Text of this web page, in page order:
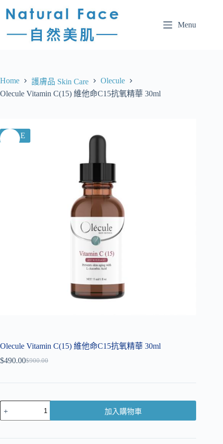
Menu
Home 護膚品 Skin Care
Olecule
Olecule Vitamin C(15) 維他命C15抗氧精華 30ml
SALE
Olecule Vitamin C(15) 維他命C15抗氧精華 30ml
$900.00
$490.00
加入購物車